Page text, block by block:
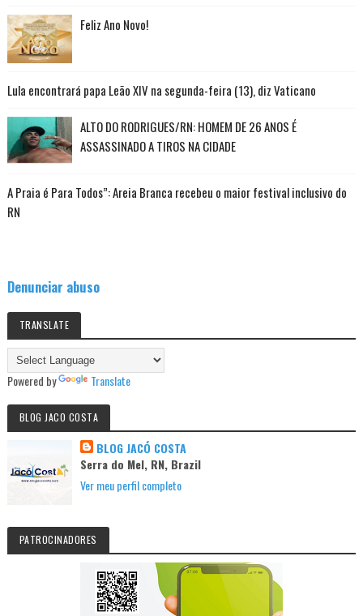
Feliz Ano Novo!
Lula encontrará papa Leão XIV na segunda-feira (13), diz Vaticano
ALTO DO RODRIGUES/RN: HOMEM DE 26 ANOS É
ASSASSINADO A TIROS NA CIDADE
A Praia é Para Todos”: Areia Branca recebeu o maior festival inclusivo do
RN
Denunciar abuso
TRANSLATE
Powered by Translate
BLOG JACO COSTA
BLOG JACÓ COSTA
Serra do Mel, RN, Brazil
Ver meu perfil completo
PATROCINADORES